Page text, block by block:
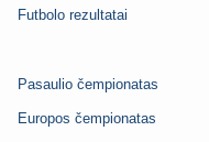
Futbolo rezultatai
Pasaulio čempionatas
Europos čempionatas